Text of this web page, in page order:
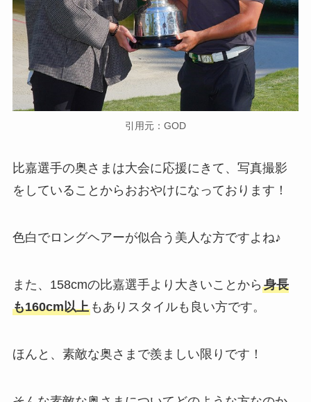
引用元：GOD
比嘉選手の奥さまは大会に応援にきて、写真撮影
をしていることからおおやけになっております！
色白でロングヘアーが似合う美人な方ですよね♪
また、158cmの比嘉選手より大きいことから 身長
も160cm以上もありスタイルも良い方です。
ほんと、素敵な奥さまで羨ましい限りです！